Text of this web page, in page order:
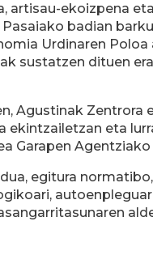
artisau-ekoizpena
badian
Urdinaren Poloa
sustatzen dituen
Agustinak
ekintzailetzan eta
Garapen
egitura